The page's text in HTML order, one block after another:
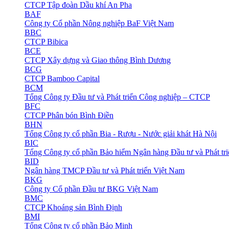
CTCP Tập đoàn Dầu khí An Pha
BAF
Công ty Cổ phần Nông nghiệp BaF Việt Nam
BBC
CTCP Bibica
BCE
CTCP Xây dựng và Giao thông Bình Dương
BCG
CTCP Bamboo Capital
BCM
Tổng Công ty Đầu tư và Phát triển Công nghiệp – CTCP
BFC
CTCP Phân bón Bình Điền
BHN
Tổng Công ty cổ phần Bia - Rượu - Nước giải khát Hà Nội
BIC
Tổng Công ty cổ phần Bảo hiểm Ngân hàng Đầu tư và Phát
BID
Ngân hàng TMCP Đầu tư và Phát triển Việt Nam
BKG
Công ty Cổ phần Đầu tư BKG Việt Nam
BMC
CTCP Khoáng sản Bình Định
BMI
Tổng Công ty cổ phần Bảo Minh